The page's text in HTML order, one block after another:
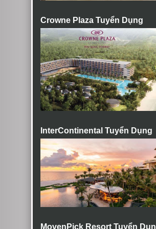
Crowne Plaza Tuyển Dụng
InterContinental Tuyển Dụng
MovenPick Resort Tuyển